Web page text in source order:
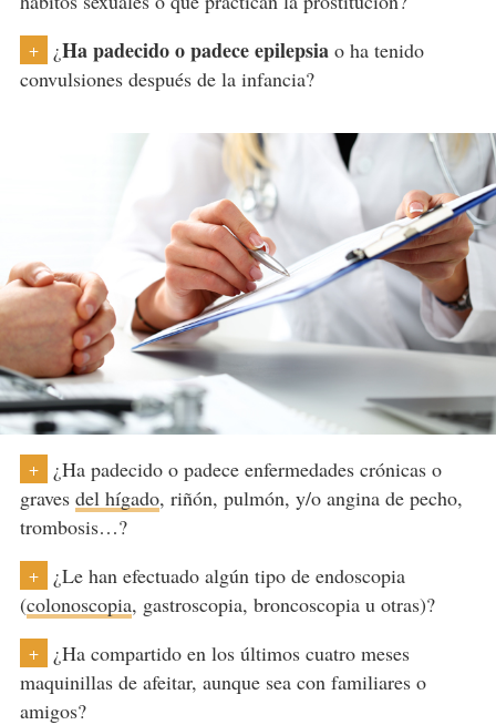
+ ¿Ha padecido o padece epilepsiao ha tenido
convulsiones después de la infancia?
+
¿Ha padecido o padece enfermedades crónicas o
graves del hígado, riñón, pulmón, y/o angina de pecho,
trombosis…?
+
¿Le han efectuado algún tipo de endoscopia
(colonoscopia, gastroscopia, broncoscopia u otras)?
+
¿Ha compartido en los últimos cuatro meses
maquinillas de afeitar, aunque sea con familiares o
amigos?